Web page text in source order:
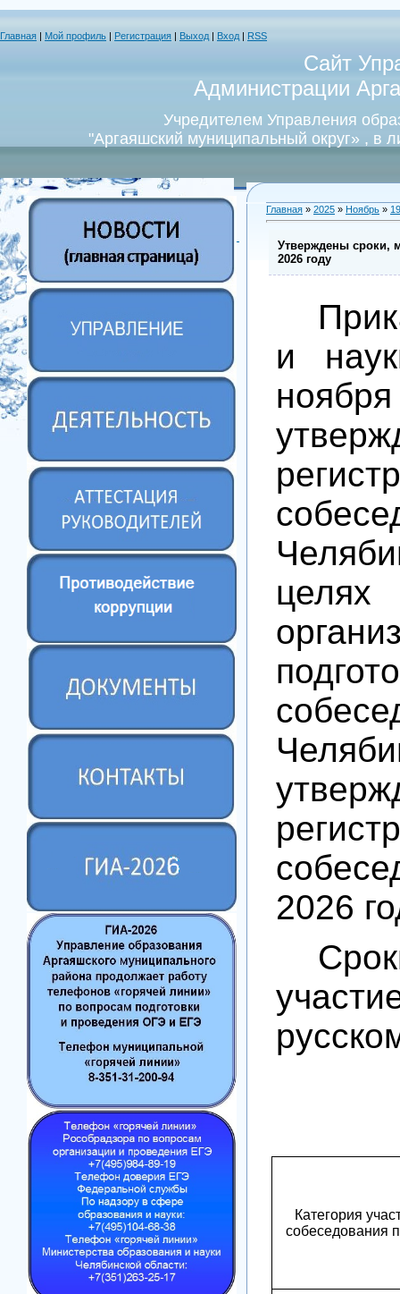
Главная Мой профиль Регистрация Выход Вход RSS
Сайт
Администрации
Учредителем Управления
"Аргаяшский муниципальный округ» , в
Главная » 2025 » Ноябрь » 19
Утверждены сроки,
2026 году
и
2026
Категория
собеседования